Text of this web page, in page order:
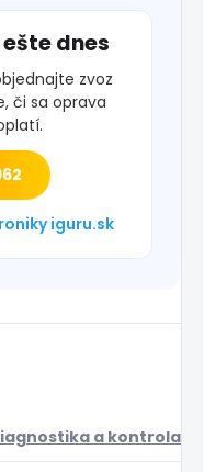
dnes
zvoz
či sa oprava
iguru.sk
a kontrola